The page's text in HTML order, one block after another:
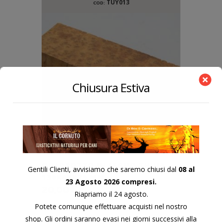
COD: TUY013
QUADROTTO IN LEGNO THUJA
€
Chiusura Estiva
Gentili Clienti, avvisiamo che saremo chiusi dal 08 al
23 Agosto 2026 compresi.
Riapriamo il 24 agosto.
Potete comunque effettuare acquisti nel nostro
shop. Gli ordini saranno evasi nei giorni successivi alla